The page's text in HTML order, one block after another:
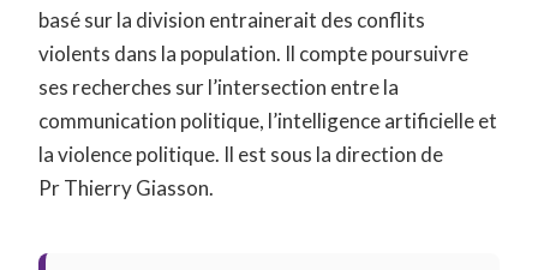
basé sur la division entrainerait des conflits
violents dans la population. Il compte poursuivre
ses recherches sur l’intersection entre la
communication politique, l’intelligence artificielle et
la violence politique. Il est sous la direction de
Pr Thierry Giasson.